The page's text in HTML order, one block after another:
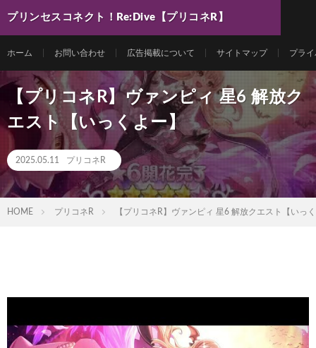
プリンセスコネクト！Re:Dive【プリコネR】
ホーム お問い合わせ 広告掲載について サイトマップ プラ
【プリコネR】ヴァンピィ 星6 解放ク
エスト【いっくよー】
2025.05.11 プリコネR
HOME プリコネR 【プリコネR】ヴァンピィ 星6 解放クエスト【いっ